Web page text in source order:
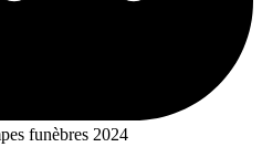
funèbres 2024